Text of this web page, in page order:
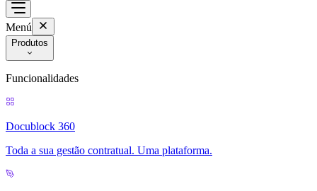
Menú
Produtos
Funcionalidades
Docublock 360
Toda a sua gestão contratual. Uma plataforma.